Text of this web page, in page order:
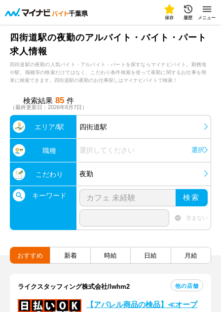
千葉県
保存 履歴 メニュー
四街道駅の夜勤のアルバイト・バイト・パート
求人情報
四街道駅の夜勤の人気バイト・アルバイト・パートを探すならマイナビバイト。勤務地
や駅、職種等の検索だけではなく、こだわり条件検索を使って夜勤に関するお仕事を簡
単に検索できます。四街道駅の夜勤のお仕事探しはマイナビバイトで検索！
検索結果 85 件
（最終更新日：2026年8月7日）
エリア/駅 四街道駅
職種 選択してください 選択
こだわり 夜勤
キーワード 検索
含まない
おすすめ 新着 時給 日給 月給
ライクスタッフィング株式会社/lwhm2 他の店舗
【アパレル商品の検品】≪オープ